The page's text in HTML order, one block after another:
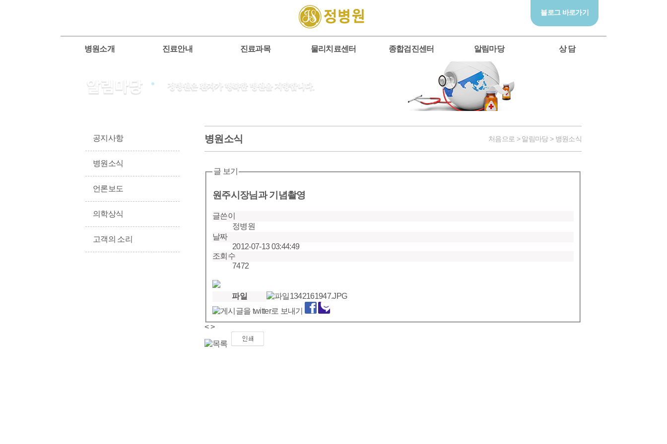
블로그 바로가기
병원소개 진료안내 진료과목 물리치료센터 종합검진센터 알림마당 상 담
공지사항
병원소식
언론보도
의학상식
고객의 소리
병원소식 처음으로 > 알림마당 > 병원소식
글 보기
원주시장님과 기념촬영
글쓴이
정병원
날짜
2012-07-13 03:44:49
조회수
7472
파일 1342161947.JPG
< >